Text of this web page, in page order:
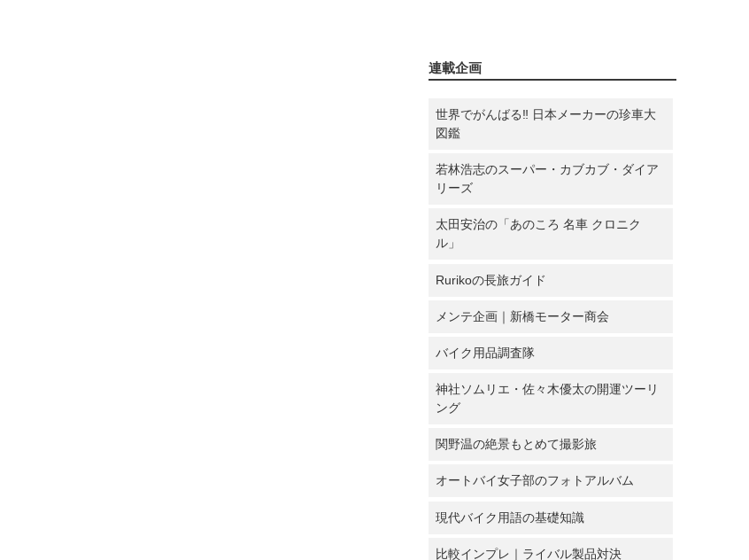
連載企画
世界でがんばる‼ 日本メーカーの珍車大
図鑑
若林浩志のスーパー・カブカブ・ダイア
リーズ
太田安治の「あのころ 名車 クロニク
ル」
Rurikoの長旅ガイド
メンテ企画｜新橋モーター商会
バイク用品調査隊
神社ソムリエ・佐々木優太の開運ツーリ
ング
関野温の絶景もとめて撮影旅
オートバイ女子部のフォトアルバム
現代バイク用語の基礎知識
比較インプレ｜ライバル製品対決